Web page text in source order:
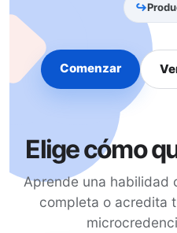
Comenzar
Elige cómo
Aprende una habilidad
completa o acredita